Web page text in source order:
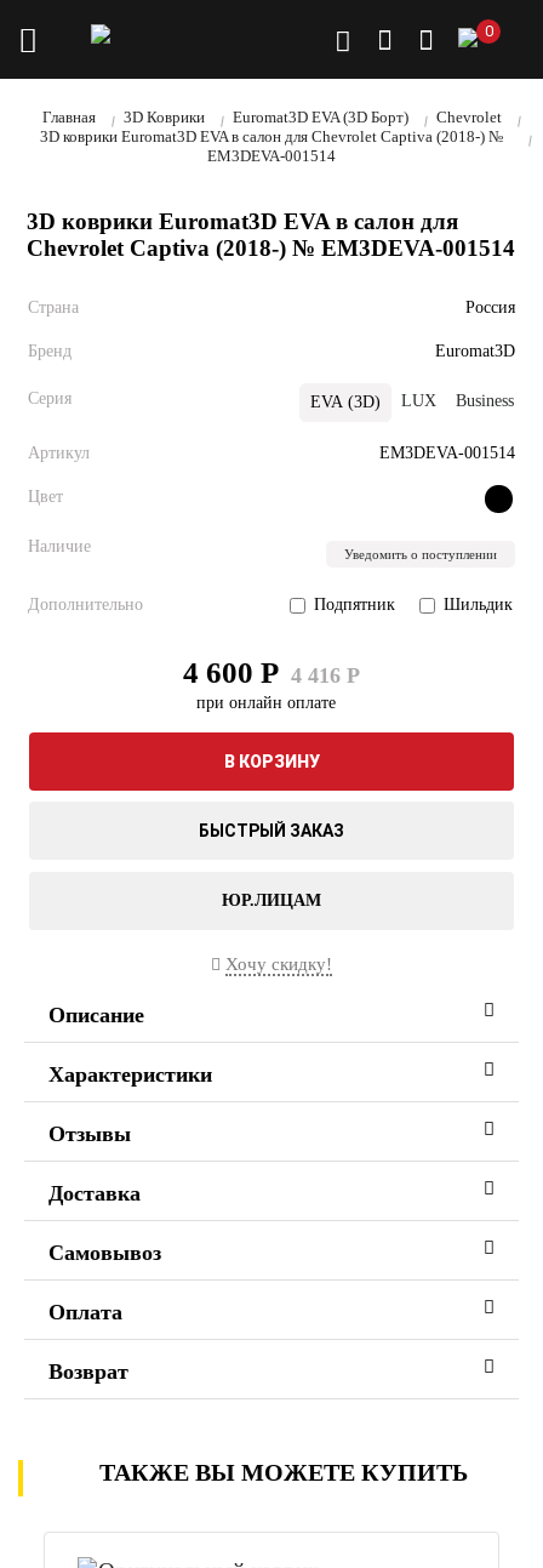
0
Главная 3D Коврики Euromat3D EVA (3D Борт)
Chevrolet
3D коврики Euromat3D EVA в салон для Chevrolet Captiva (2018-) №
EM3DEVA-001514
3D коврики Euromat3D EVA в салон для
Chevrolet Captiva (2018-) № EM3DEVA-001514
Страна Россия
Бренд Euromat3D
Серия EVA (3D) LUX Business
Артикул EM3DEVA-001514
Цвет
Наличие Уведомить о поступлении
Дополнительно Подпятник Шильдик
4 600 Р 4 416 Р
при онлайн оплате
В КОРЗИНУ
БЫСТРЫЙ ЗАКАЗ
ЮР.ЛИЦАМ
Хочу скидку!
Описание
Характеристики
Отзывы
Доставка
Самовывоз
Оплата
Возврат
ТАКЖЕ ВЫ МОЖЕТЕ КУПИТЬ